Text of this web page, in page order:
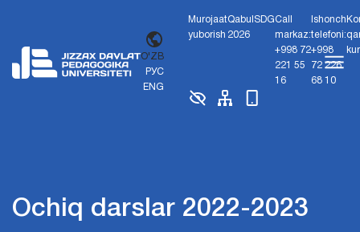
O'ZB
РУС
ENG
Murojaat
yuborish
Qabul
2026
SDGCall
markaz:
+998 72
221 55
16
Ishonch
telefoni:
+998
72 226
68 10
Ochiq darslar 2022-2023